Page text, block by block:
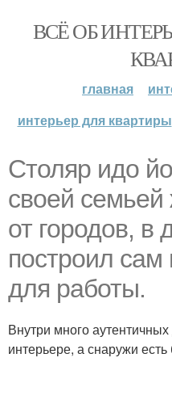
ВСЁ ОБ
главная
интерьер для квартиры
Столяр идо
своей семьей
от городов, в
построил сам
для работы.
Внутри много
интерьере, а снаружи